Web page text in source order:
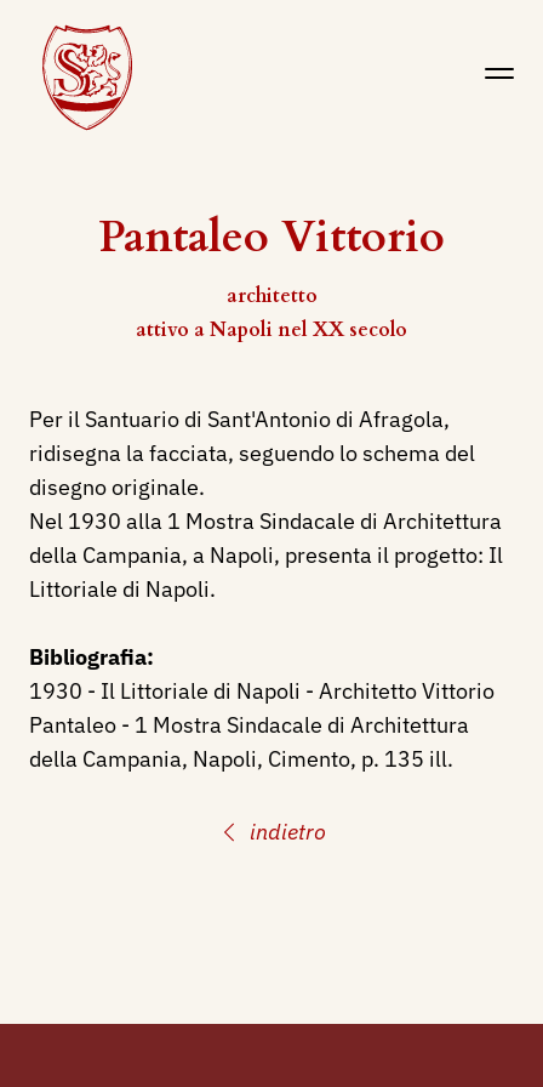
Pantaleo Vittorio
architetto
attivo a Napoli nel XX secolo
indietro
Per il Santuario di Sant'Antonio di Afragola,
ridisegna la facciata, seguendo lo schema del
disegno originale.
Nel 1930 alla 1 Mostra Sindacale di Architettura
della Campania, a Napoli, presenta il progetto: Il
Littoriale di Napoli.
Bibliografia:
1930 - Il Littoriale di Napoli - Architetto Vittorio
Pantaleo - 1 Mostra Sindacale di Architettura
della Campania, Napoli, Cimento, p. 135 ill.